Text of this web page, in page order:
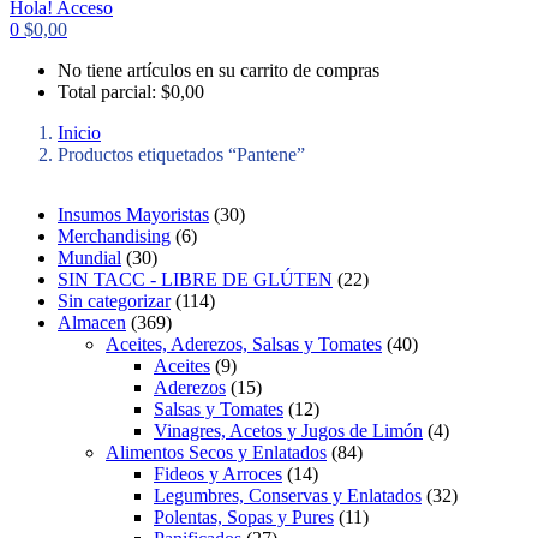
Hola! Acceso
0 $0,00
No tiene artículos en su carrito de compras
Total parcial: $0,00
Inicio
Productos etiquetados “Pantene”
Insumos Mayoristas 303
r
u
t
o
s
Merchandising 66
r
o
u
c
t
o
s
Mundial 303
0
p
r
o
d
u
c
t
o
s
SIN TACC - LIBRE DE GLÚTEN 222
r
c
t
s
Sin categorizar 1141
4
p
r
o
d
u
c
t
o
Almacen 3693
6
9
p
r
o
d
u
c
t
Aceites, Aderezos, Salsas y Tomates 404
o
c
Aceites 99
p
r
o
d
u
c
t
Aderezos 151
5
p
r
o
d
u
Salsas y Tomates 121
2
p
r
o
d
Vinagres, Acetos y Jugos de Limón 44
o
Alimentos Secos y Enlatados 848
p
r
Fideos y Arroces 141
4
p
Legumbres, Conservas y Enlatados 323
Polentas, Sopas y Pures 111